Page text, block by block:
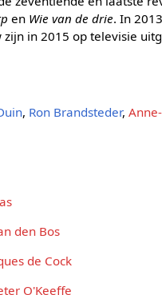
en Wie van de drie. In
in 2015 op televisie
, Ron Brandsteder,
den Bos
de Cock
O'Keeffe